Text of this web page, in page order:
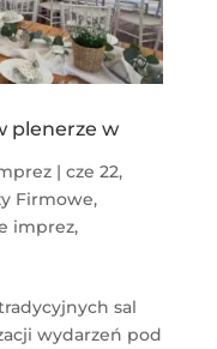
plenerze w
| cze 22,
Firmowe,
imprez,
sal
wydarzeń pod